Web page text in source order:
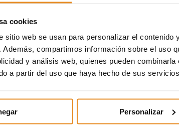
cookies
sitio web se usan para personalizar el
Además, compartimos información sobre el uso
y análisis web, quienes pueden
a partir del uso que haya hecho de sus
Personalizar
de cualquier salón, por lo que
Si no puedes permitirte comprar uno
y el respaldo. Pero si vas a
En cuanto a los cojines, elígelos de
los excesos.
suaves al tacto son una de las mejores
del frío, pero además ayudan a
que vienen mezcladas con